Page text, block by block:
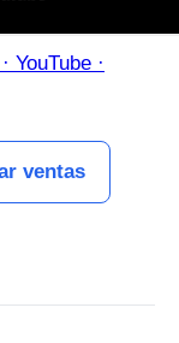
YouTube ·
ventas